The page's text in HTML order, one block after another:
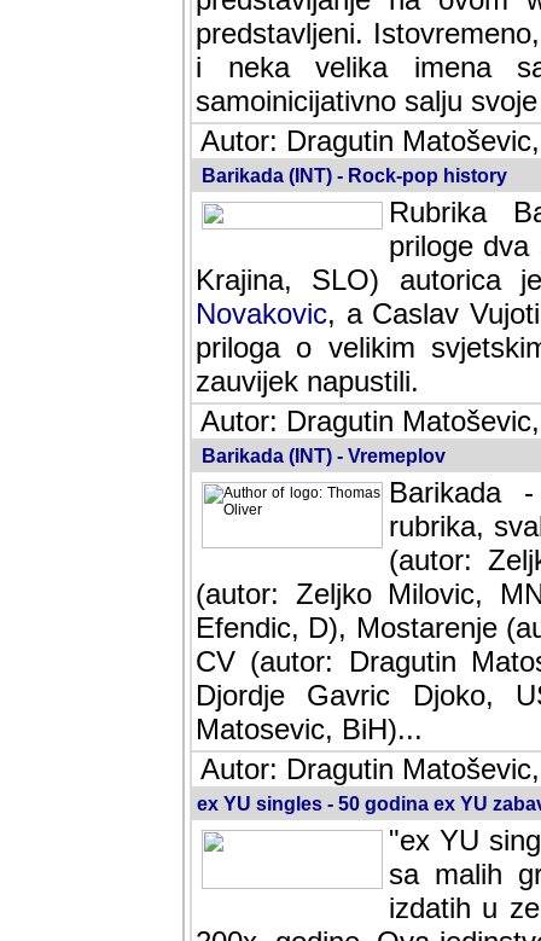
predstavljeni.
i neka velika imena
samoinicijativno salju
Autor: Dragutin
Barikada (INT) - Rock-pop history
Rubrika
dva
SLO) autorica je velikog
Caslav Vujotic
velikim svjetskim
napustili.
Autor: Dragutin
Barikada (INT) - Vremeplov
Barikada
rubrika,
(autor:
(autor: Zeljko Milovic,
Efendic, D), Mostarenje
CV (autor: Dragutin
Djordje Gavric Djoko,
Matosevic, BiH)...
Autor: Dragutin
ex YU singles - 50 godina ex YU
"ex YU
sa malih
izdatih u